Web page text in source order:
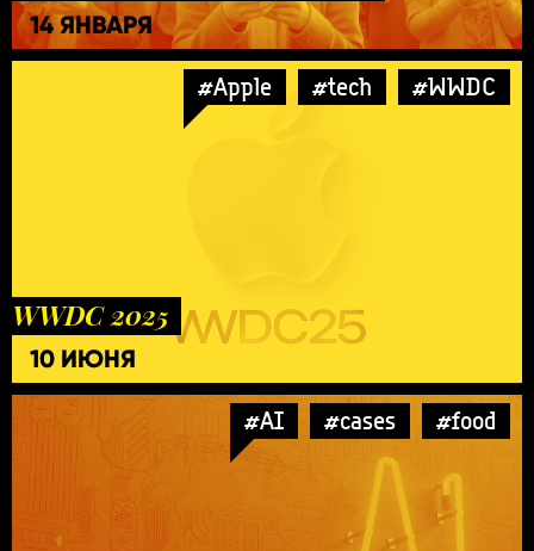
14 ЯНВАРЯ
#Apple #tech #WWDC
WWDC 2025
10 ИЮНЯ
#AI #cases #food